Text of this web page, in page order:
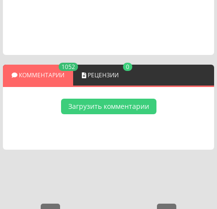
КОММЕНТАРИИ
1052
РЕЦЕНЗИИ
0
Загрузить комментарии